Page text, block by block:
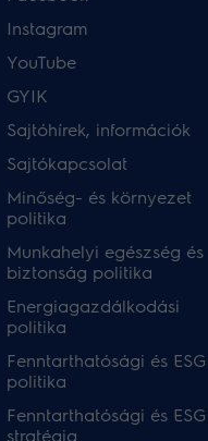
Instagram
YouTube
GYIK
Sajtóhírek, információk
Sajtókapcsolat
Minőség- és környezet
politika
Munkahelyi egészség és
biztonság politika
Energiagazdálkodási
politika
Fenntarthatósági és ESG
politika
Fenntarthatósági és ESG
stratégia